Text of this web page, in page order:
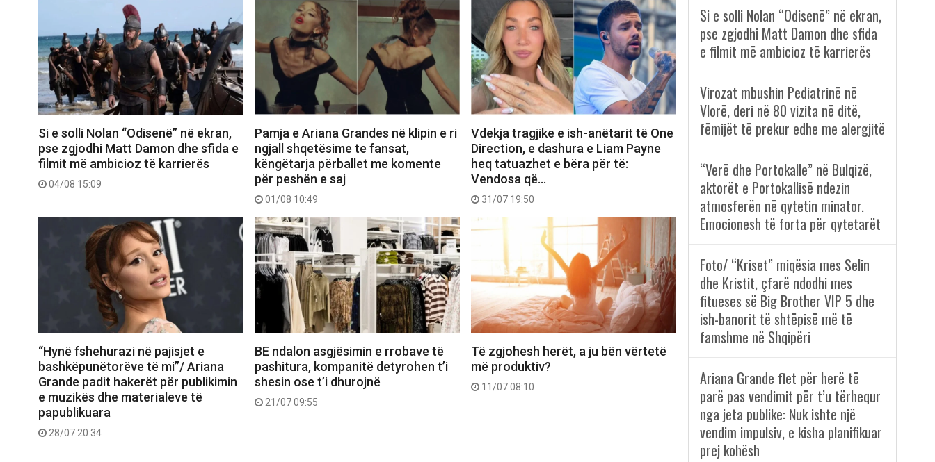
Si e solli Nolan “Odisenë” në ekran,
pse zgjodhi Matt Damon dhe sfida e
filmit më ambicioz të karrierës
04/08 15:09
Pamja e Ariana Grandes në klipin e ri
ngjall shqetësime te fansat,
këngëtarja përballet me komente
për peshën e saj
01/08 10:49
Vdekja tragjike e ish-anëtarit të One
Direction, e dashura e Liam Payne
heq tatuazhet e bëra për të:
Vendosa që…
31/07 19:50
“Hynë fshehurazi në pajisjet e
bashkëpunëtorëve të mi”/ Ariana
Grande padit hakerët për publikimin
e muzikës dhe materialeve të
papublikuara
28/07 20:34
BE ndalon asgjësimin e rrobave të
pashitura, kompanitë detyrohen t’i
shesin ose t’i dhurojnë
21/07 09:55
Të zgjohesh herët, a ju bën vërtetë
më produktiv?
11/07 08:10
Si e solli Nolan “Odisenë” në ekran,
pse zgjodhi Matt Damon dhe sfida
e filmit më ambicioz të karrierës
Virozat mbushin Pediatrinë në
Vlorë, deri në 80 vizita në ditë,
fëmijët të prekur edhe me alergjitë
“Verë dhe Portokalle” në Bulqizë,
aktorët e Portokallisë ndezin
atmosferën në qytetin minator.
Emocionesh të forta për qytetarët
Foto/ “Kriset” miqësia mes Selin
dhe Kristit, çfarë ndodhi mes
fitueses së Big Brother VIP 5 dhe
ish-banorit të shtëpisë më të
famshme në Shqipëri
Ariana Grande flet për herë të
parë pas vendimit për t’u tërhequr
nga jeta publike: Nuk ishte një
vendim impulsiv, e kisha planifikuar
prej kohësh